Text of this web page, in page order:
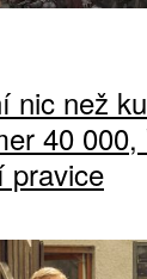
nic než
40
pravice